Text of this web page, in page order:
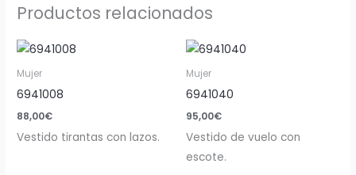
Productos relacionados
Mujer
6941008
88,00€
Vestido tirantas con lazos.
Mujer
6941040
95,00€
Vestido de vuelo con
escote.